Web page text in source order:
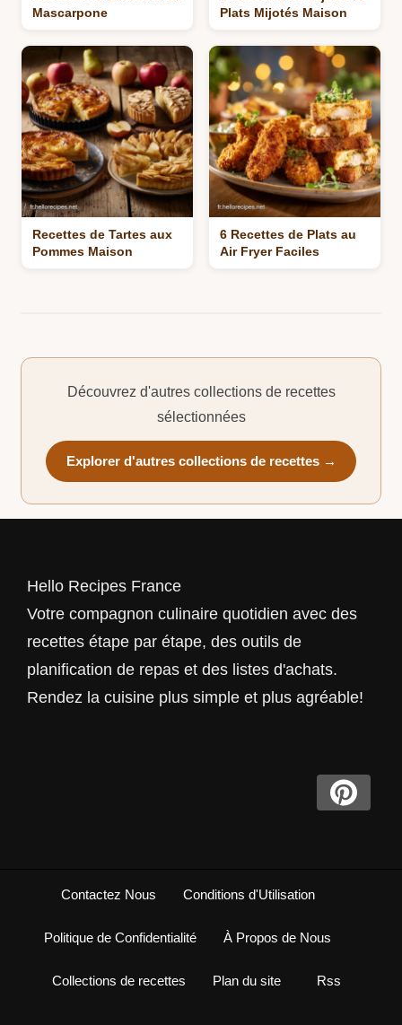
Mascarpone
Plats Mijotés Maison
Recettes de Tartes aux
Pommes Maison
6 Recettes de Plats au
Air Fryer Faciles
Découvrez d'autres collections de recettes
sélectionnées
Explorer d'autres collections de recettes →
Hello Recipes France
Votre compagnon culinaire quotidien avec des
recettes étape par étape, des outils de
planification de repas et des listes d'achats.
Rendez la cuisine plus simple et plus agréable!
Contactez Nous Conditions d'Utilisation
Politique de Confidentialité À Propos de Nous
Collections de recettes Plan du site Rss